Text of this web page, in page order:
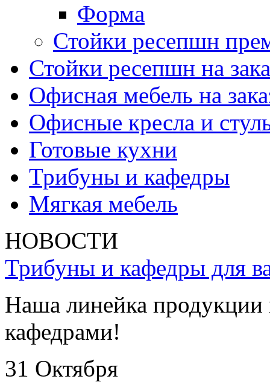
Форма
Стойки ресепшн
Стойки ресепшн на
Офисная мебель на
Офисные кресла и
Готовые кухни
Трибуны и кафедры
Мягкая мебель
НОВОСТИ
Трибуны и кафедры для
Наша линейка
кафедрами!
31 Октября